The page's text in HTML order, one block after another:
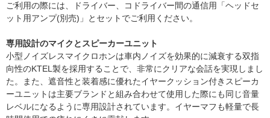
ご利用の際には、ドライバー、コドライバー間の通信用「ヘッドセ
ット用アンプ(別売)」とセットでご利用ください。
専用設計のマイクとスピーカーユニット
小型ノイズレスマイクロホンは車内ノイズを効果的に減衰する双指
向性のKTEL製を採用することで、非常にクリアな会話を実現しまし
た。また、遮音性と装着感に優れたイヤークッション付きスピーカ
ーユニットは主要ブランドと組み合わせて使用した際にも同じ音量
レベルになるように専用設計されています。イヤーマフも軽量で長